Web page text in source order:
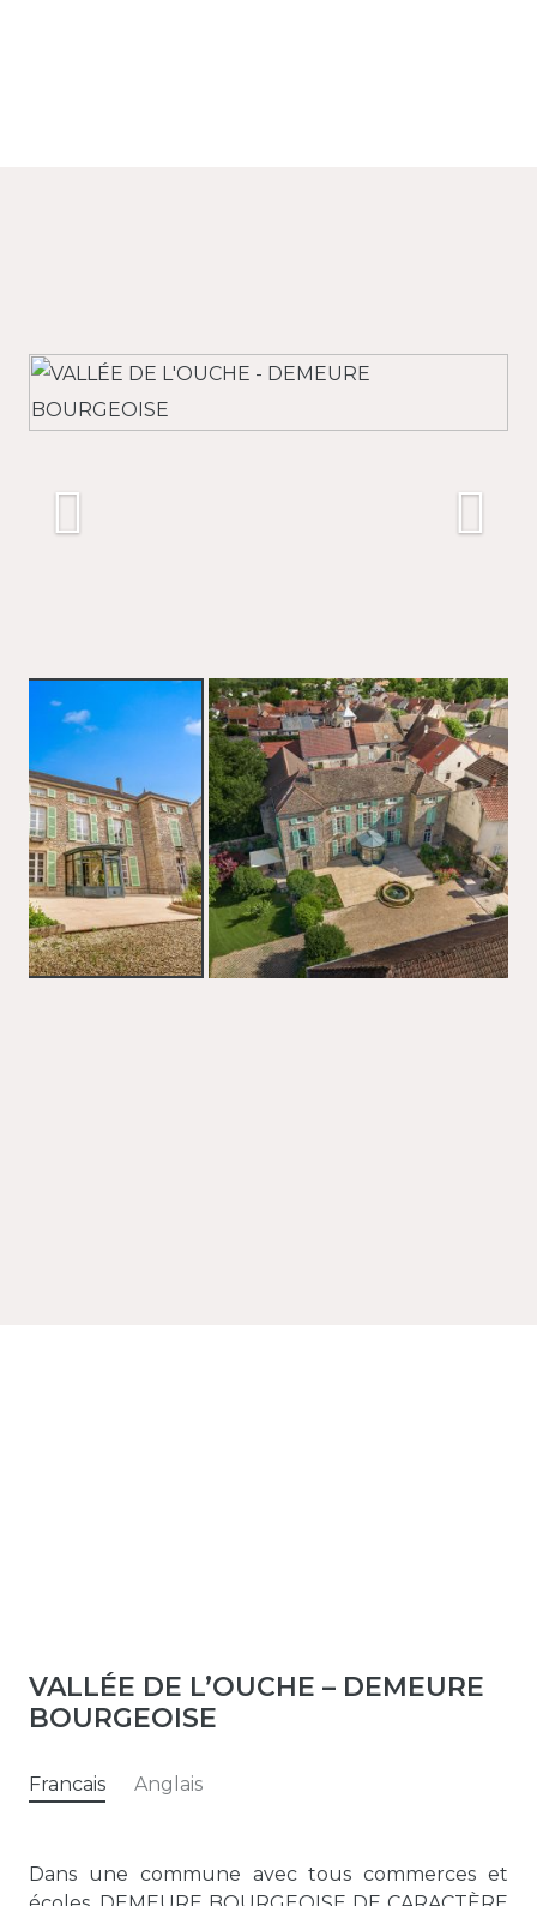
VALLÉE DE L’OUCHE – DEMEURE
BOURGEOISE
Francais Anglais
Dans une commune avec tous commerces et